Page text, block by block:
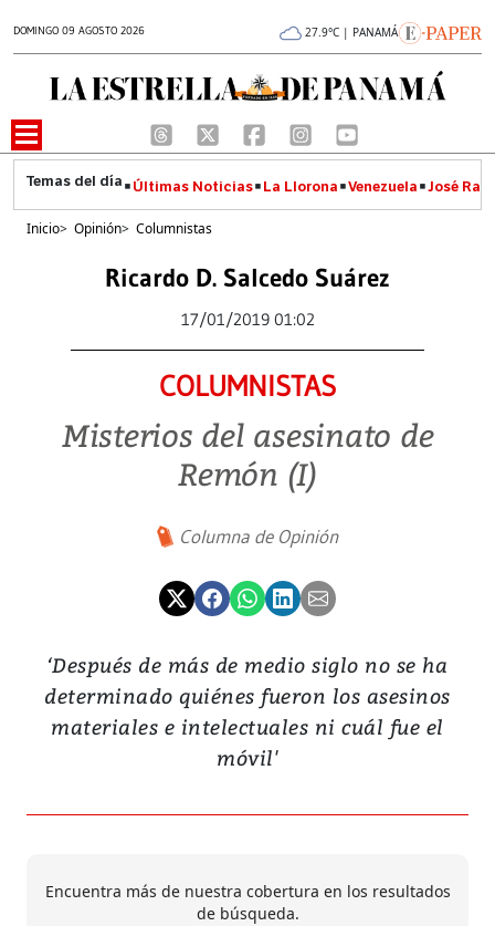
DOMINGO 09 AGOSTO 2026 27.9°C | PANAMÁ
Últimas Noticias La Llorona Venezuela José
Inicio> Opinión> Columnistas
Ricardo D. Salcedo Suárez
17/01/2019 01:02
COLUMNISTAS
Misterios del asesinato de
Remón (I)
Columna de Opinión
‘Después de más de medio siglo no se ha
determinado quiénes fueron los asesinos
materiales e intelectuales ni cuál fue el
móvil'
Encuentra más de nuestra cobertura en los resultados
de búsqueda.